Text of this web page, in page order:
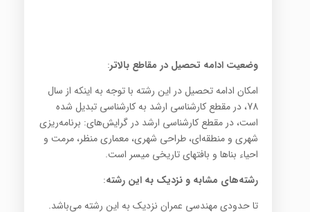
وضعیت ادامه تحصیل در مقاطع بالاتر:
امکان ادامه تحصیل در این رشته با توجه به اینکه از سال
78، در مقطع کارشناسی ارشد به کارشناسی تبدیل شده
است، در مقطع کارشناسی ارشد در گرایش‌های: برنامه‌ریزی
شهری و منطقه‌ای، طراحی شهری، معماری منظر، مرمت و
احیاء بناها و بافتهای تاریخی میسر است.
رشته‌های مشابه و نزدیک به این رشته:
تا حدودی مهندسی عمران نزدیک به این رشته می‌باشد.